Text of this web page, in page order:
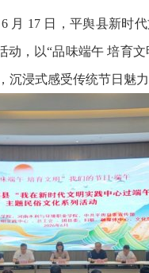
17 日，平舆县新时代
动，以“品味端午 培育
沉浸式感受传统节日魅力